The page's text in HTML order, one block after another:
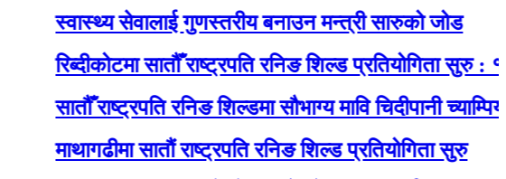
स्वास्थ्य सेवालाई गुणस्तरीय बनाउन मन्त्री सारुको जोड
रिब्दीकोटमा सातौँ राष्ट्रपति रनिङ शिल्ड प्रतियोगिता सुरु : १४
सातौँ राष्ट्रपति रनिङ शिल्डमा सौभाग्य मावि चिदीपानी च्याम्पियन
माथागढीमा सातौं राष्ट्रपति रनिङ शिल्ड प्रतियोगिता सुरु